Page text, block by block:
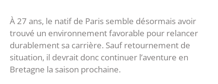
À 27 ans, le natif de Paris semble désormais avoir
trouvé un environnement favorable pour relancer
durablement sa carrière. Sauf retournement de
situation, il devrait donc continuer l’aventure en
Bretagne la saison prochaine.